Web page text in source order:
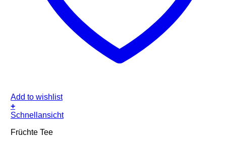
Add to wishlist
+
Schnellansicht
Früchte Tee